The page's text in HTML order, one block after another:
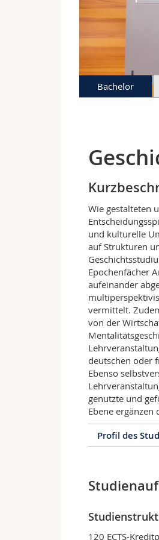
Bachelor
Wie gestalteten
und kulturelle
auf Strukturen
Epochenfächer
aufeinander
vermittelt.
von der
deutschen oder
Ebenso
genutzte und
Ebene
Profil des
Das Studium
alternativen
erfasst die
120 ECTS-